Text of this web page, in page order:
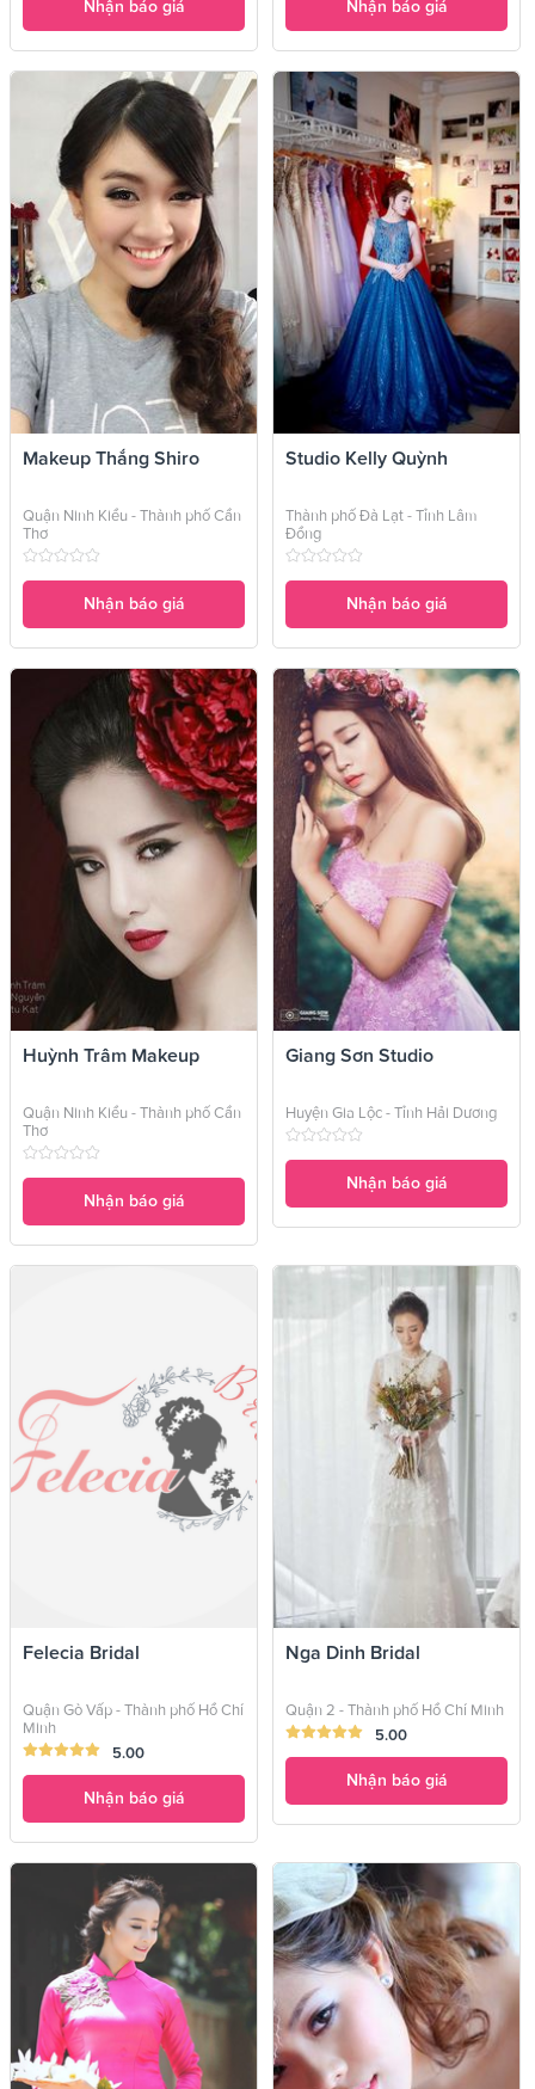
Nhận báo giá Nhận báo giá
Makeup Thắng Shiro
Quận Ninh Kiều - Thành phố Cần
Thơ
Nhận báo giá
Studio Kelly Quỳnh
Thành phố Đà Lạt - Tỉnh Lâm
Đồng
Nhận báo giá
Huỳnh Trâm Makeup
Quận Ninh Kiều - Thành phố Cần
Thơ
Nhận báo giá
Giang Sơn Studio
Huyện Gia Lộc - Tỉnh Hải Dương
Nhận báo giá
Felecia Bridal
Quận Gò Vấp - Thành phố Hồ Chí
Minh
5.00
Nhận báo giá
Nga Dinh Bridal
Quận 2 - Thành phố Hồ Chí Minh
5.00
Nhận báo giá